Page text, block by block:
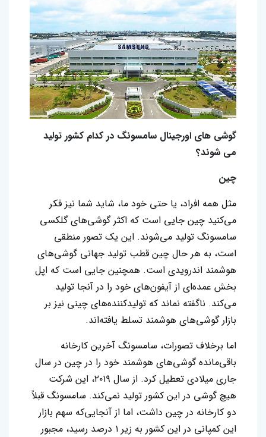
گوشی های اورجینال سامسونگ در کدام کشور تولید
می شوند؟
چین
مثل همه افراد، یا حتی خود ما، شاید شما نیز فکر
می‌کنید چین جایی است که اکثر گوشی‌های گلکسی
سامسونگ تولید می‌شوند. این یک تصور منطقی
است، به هر حال چین قطب تولید جهانی گوشی‌های
هوشمند اندرویدی است. همچنین جایی است که اپل
بخش عمده‌ای از آیفون‌های خود را در آنجا تولید
می‌کند. ناگفته نماند که تولیدکننده‌های چینی نیز بر
بازار گوشی‌های هوشمند تسلط یافته‌اند.
اما برخلاف تصورات، سامسونگ آخرین کارخانه
باقی‌مانده گوشی‌های هوشمند خود را در چین در سال
جاری میلادی تعطیل کرد. از سال ۲۰۱۹، این شرکت
هیچ گوشی در این کشور تولید نمی‌کند. سامسونگ قبلاً
دو کارخانه در چین داشت، اما از آنجایی‌که سهم بازار
این کمپانی در این کشور به زیر ۱ درصد رسید، مجبور